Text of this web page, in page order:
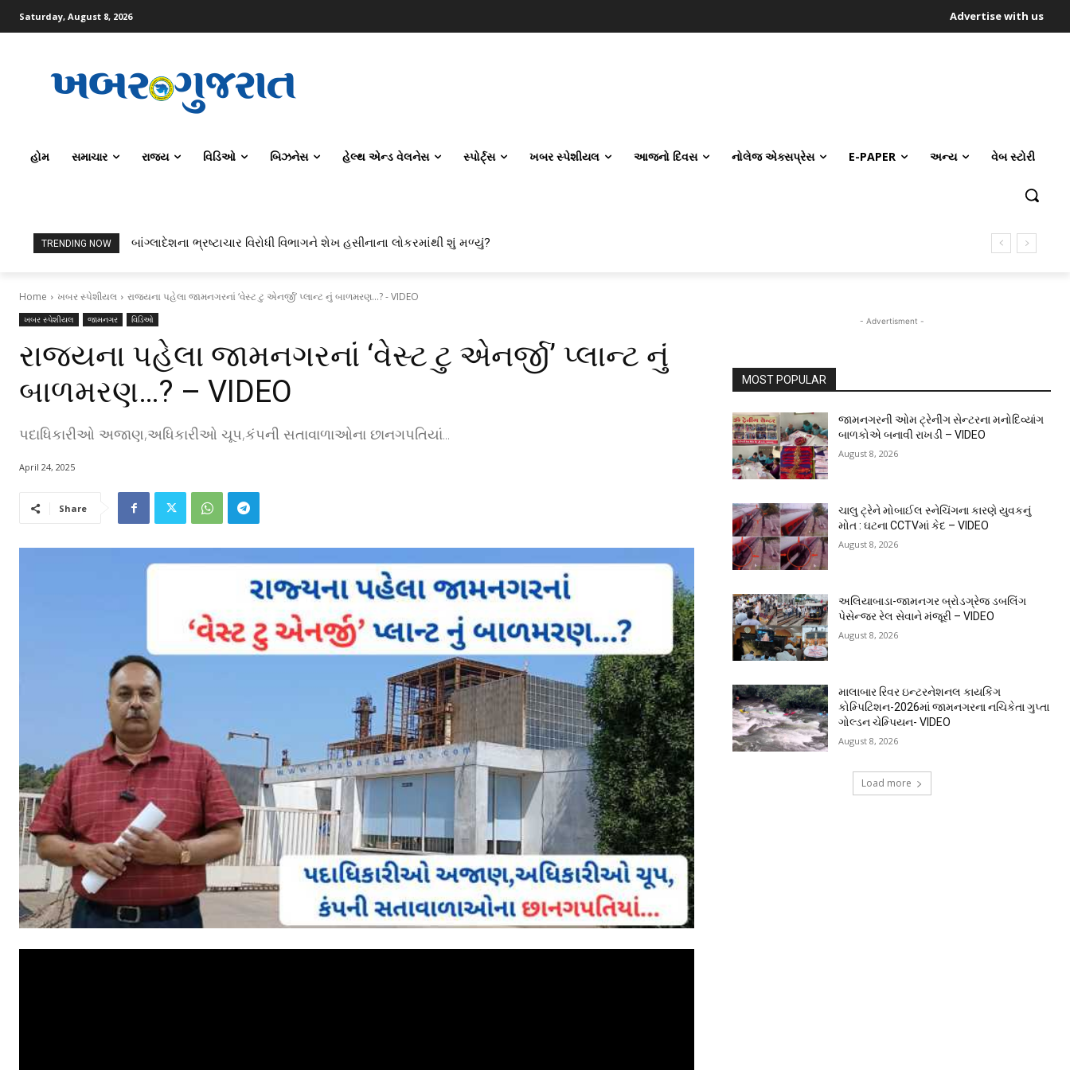
Saturday, August 8, 2026 Advertise with us
હોમ સમાચાર રાજ્ય વિડિઓ બિઝનેસ હેલ્થ એન્ડ વેલનેસ સ્પોર્ટ્સ ખબર સ્પેશીયલ આજનો દિવસ નોલેજ એક્સપ્રેસ E-PAPER અન્ય વેબ સ્ટોરી
TRENDING NOW બાંગ્લાદેશના ભ્રષ્ટાચાર વિરોધી વિભાગને શેખ હસીનાના લોકરમાંથી શું મળ્યું?
Home ખબર સ્પેશીયલ રાજ્યના પહેલા જામનગરનાં ‘વેસ્ટ ટુ એનર્જી’ પ્લાન્ટ નું બાળમરણ...? - VIDEO
ખબર સ્પેશીયલ જામનગર વિડિઓ
રાજ્યના પહેલા જામનગરનાં ‘વેસ્ટ ટુ એનર્જી’ પ્લાન્ટ નું
બાળમરણ…? – VIDEO
પદાધિકારીઓ અજાણ,અધિકારીઓ ચૂપ,કંપની સતાવાળાઓના છાનગપતિયાં...
April 24, 2025
Share
- Advertisment -
MOST POPULAR
જામનગરની ઓમ ટ્રેનીંગ સેન્ટરના મનોદિવ્યાંગ
બાળકોએ બનાવી રાખડી – VIDEO
August 8, 2026
ચાલુ ટ્રેને મોબાઈલ સ્નેચિંગના કારણે યુવકનું
મોત : ઘટના CCTVમાં કેદ – VIDEO
August 8, 2026
અલિયાબાડા-જામનગર બ્રોડગ્રેજ ડબલિંગ
પેસેન્જર રેલ સેવાને મંજૂરી – VIDEO
August 8, 2026
માલાબાર રિવર ઇન્ટરનેશનલ કાયકિંગ
કોમ્પિટિશન-2026માં જામનગરના નચિકેતા ગુપ્તા
ગોલ્ડન ચેમ્પિયન- VIDEO
August 8, 2026
Load more